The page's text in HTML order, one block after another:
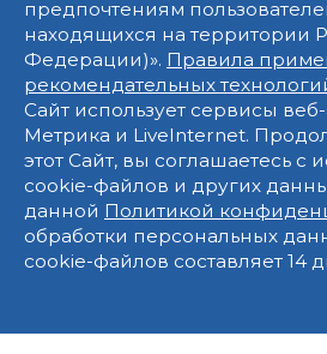
предпочтениям
находящихся на территории
Федерации)». Правила
рекомендательных
Сайт использует сервисы
Метрика и LiveInternet.
этот Сайт, вы соглашаетесь с
cookie-файлов и других
данной Политикой
обработки персональных
cookie-файлов составляет 14